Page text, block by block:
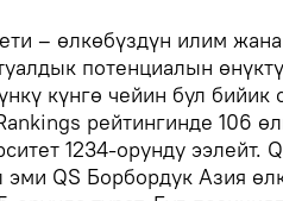
– өлкөбүздүн илим
потенциалын
күнгө чейин бул бийик
рейтингинде 106
1234-орунду ээлейт.
эми QS Борбордук Азия